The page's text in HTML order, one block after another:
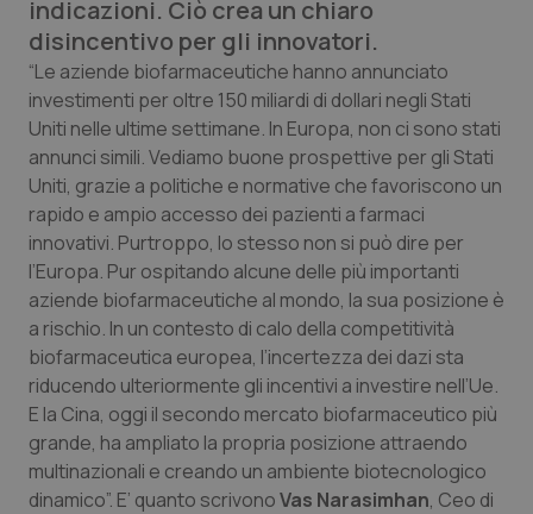
Campania
Emilia-Romagna
Friuli Venezia Giulia
Lazio
Liguria
Lombardia
Marche
Molise
Car-T
Colesterolo & coronaropatie
Dermatite Atopica
Diabete & glucometri
Disturbi dell’umore
Dolore
Donna & Salute
Epatiti
indicazioni. Ciò crea un chiaro
disincentivo per gli innovatori.
“Le aziende biofarmaceutiche hanno annunciato
investimenti per oltre 150 miliardi di dollari negli Stati
Uniti nelle ultime settimane. In Europa, non ci sono stati
annunci simili. Vediamo buone prospettive per gli Stati
Uniti, grazie a politiche e normative che favoriscono un
rapido e ampio accesso dei pazienti a farmaci
innovativi. Purtroppo, lo stesso non si può dire per
l’Europa. Pur ospitando alcune delle più importanti
aziende biofarmaceutiche al mondo, la sua posizione è
a rischio. In un contesto di calo della competitività
biofarmaceutica europea, l’incertezza dei dazi sta
riducendo ulteriormente gli incentivi a investire nell’Ue.
E la Cina, oggi il secondo mercato biofarmaceutico più
grande, ha ampliato la propria posizione attraendo
multinazionali e creando un ambiente biotecnologico
dinamico”. E’ quanto scrivonoVas Narasimhan, Ceo di